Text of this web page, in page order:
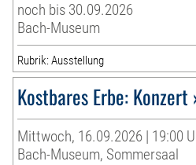
noch bis 30.09.2026
Bach-Museum
Rubrik: Ausstellung
Kostbares Erbe:
Mittwoch, 16.09.2026 | 19:00
Bach-Museum, Sommersaal